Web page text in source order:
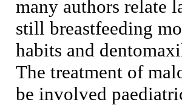
many authors relate
still breastfeeding
habits and
The treatment of
be involved